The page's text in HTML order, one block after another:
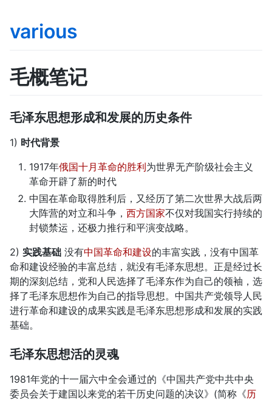
various
毛概笔记
毛泽东思想形成和发展的历史条件
1) 时代背景
1917年俄国十月革命的胜利为世界无产阶级社会主义
革命开辟了新的时代
中国在革命取得胜利后，又经历了第二次世界大战后两
大阵营的对立和斗争， 西方国家不仅对我国实行持续的
封锁禁运，还极力推行和平演变战略。
2) 实践基础 没有中国革命和建设的丰富实践，没有中国革
命和建设经验的丰富总结，就没有毛泽东思想。正是经过长
期的深刻总结，党和人民选择了毛泽东作为自己的领袖，选
择了毛泽东思想作为自己的指导思想。中国共产党领导人民
进行革命和建设的成果实践是毛泽东思想形成和发展的实践
基础。
毛泽东思想活的灵魂
1981年党的十一届六中全会通过的《中国共产党中共中央
委员会关于建国以来党的若干历史问题的决议》(简称《历